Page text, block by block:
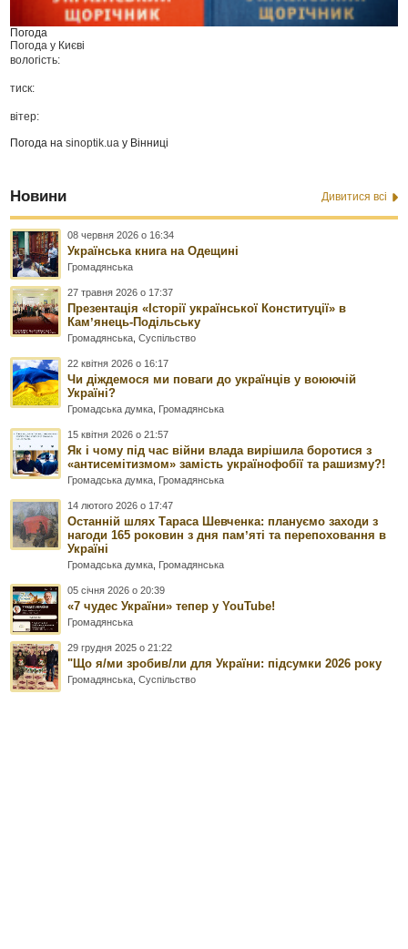
Погода
Погода у Києві
вологість:
тиск:
вітер:
Погода наsinoptik.ua у Вінниці
Новини Дивитися всі
08 червня 2026 о 16:34
Українська книга на Одещині
Громадянська
27 травня 2026 о 17:37
Презентація «Історії української Конституції» в
Камʼянець-Подільську
Громадянська ,Суспільство
22 квітня 2026 о 16:17
Чи діждемося ми поваги до українців у воюючій
Україні?
Громадська думка Громадянська
15 квітня 2026 о 21:57
Як і чому під час війни влада вирішила боротися з
«антисемітизмом» замість українофобії та рашизму?!
Громадська думка Громадянська
14 лютого 2026 о 17:47
Останній шлях Тараса Шевченка: плануємо заходи з
нагоди 165 роковин з дня памʼяті та перепоховання в
Україні
Громадська думка Громадянська
05 січня 2026 о 20:39
«7 чудес України» тепер у YouTube!
Громадянська
29 грудня 2025 о 21:22
"Що я/ми зробив/ли для України: підсумки 2026 року
Громадянська ,Суспільство